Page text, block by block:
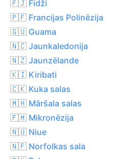
🇫🇯 Fidži
🇵🇫 Francijas Polinēzija
🇬🇺 Guama
🇳🇨 Jaunkaledonija
🇳🇿 Jaunzēlande
🇰🇮 Kiribati
🇨🇰 Kuka salas
🇲🇭 Māršala salas
🇫🇲 Mikronēzija
🇳🇺 Niue
🇳🇫 Norfolkas sala